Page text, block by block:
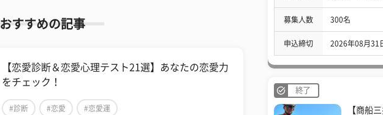
おすすめの記事
【恋愛診断＆恋愛心理テスト21選】あなたの恋愛力
をチェック！
#診断 #恋愛 #恋愛運
募集人数 300名
申込締切 2026年08月31
終了
【商船